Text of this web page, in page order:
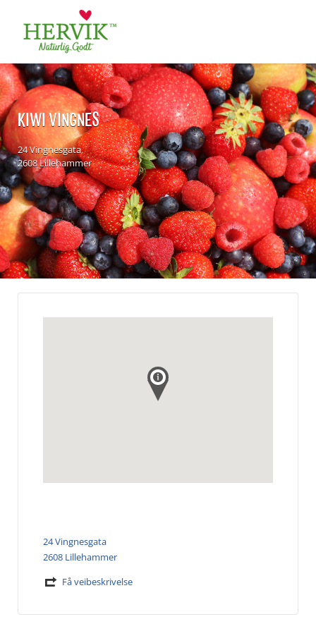
for:
KIWI VINGNES
24 Vingnesgata
2608 Lillehammer
24 Vingnesgata
2608 Lillehammer
Få veibeskrivelse